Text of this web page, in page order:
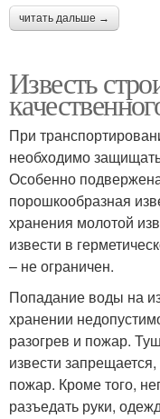
читать дальше →
Известь
При
необходимо
Особенно
порошкообразная
хранения молотой
извести в
– не ограничен.
Попадание воды на
хранении
разогрев и пожар.
извести запрещается,
пожар. Кроме того,
разъедать руки,